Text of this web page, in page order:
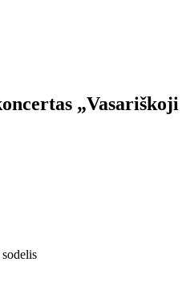
„Vasariškoji